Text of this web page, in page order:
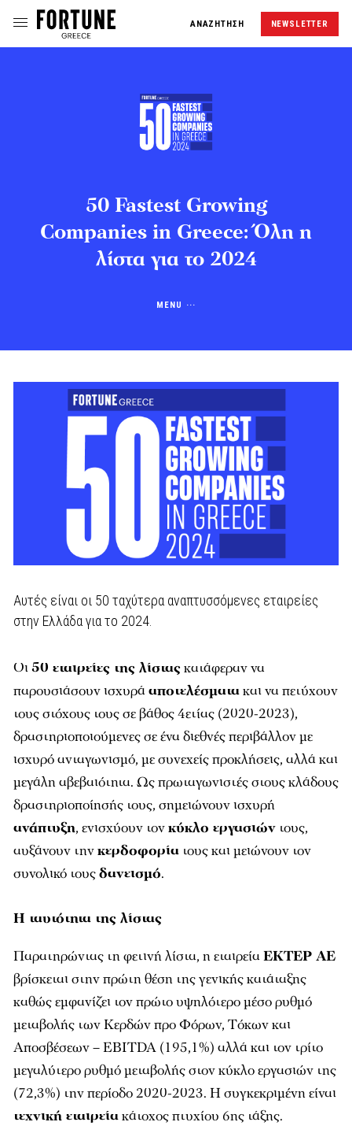
ΑΝΑΖΗΤΗΣΗ NEWSLETTER
50 Fastest Growing
Companies in Greece: Όλη η
λίστα για το 2024
Αυτές είναι οι 50 ταχύτερα αναπτυσσόμενες εταιρείες
στην Ελλάδα για το 2024.
Oι50 εταιρείες της λίσταςκατάφεραν να
παρουσιάσουν ισχυράαποτελέσματακαι να πετύχουν
τους στόχους τους σε βάθος 4ετίας (2020-2023),
δραστηριοποιούμενες σε ένα διεθνές περιβάλλον με
ισχυρό ανταγωνισμό, µε συνεχείς προκλήσεις, αλλά και
μεγάλη αβεβαιότητα. Ως πρωταγωνιστές στους κλάδους
δραστηριοποίησής τους, σηµειώνουν ισχυρή
ανάπτυξη, ενισχύουν τονκύκλο εργασιών τους,
αυξάνουν τηνκερδοφορία τους και µειώνουν τον
συνολικό τουςδανεισμό.
Η ταυτότητα της λίστας
Παρατηρώντας τη φετινή λίστα, η εταιρείαΕΚΤΕΡ ΑΕ
βρίσκεται στην πρώτη θέση της γενικής κατάταξης
καθώς εμφανίζει τον πρώτο υψηλότερο μέσο ρυθμό
μεταβολής των Κερδών προ Φόρων, Tόκων και
Αποσβέσεων – EBITDA (195,1%) αλλά και τον τρίτο
μεγαλύτερο ρυθμό μεταβολής στον κύκλο εργασιών της
(72,3%) την περίοδο 2020-2023. Η συγκεκριμένη είναι
τεχνική εταιρείακάτοχος πτυχίου 6ης τάξης.